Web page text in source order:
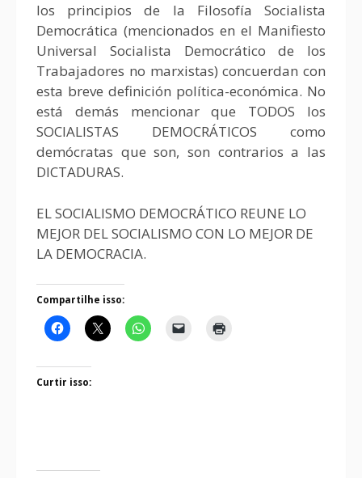
los principios de la Filosofía Socialista
Democrática (mencionados en el Manifiesto
Universal Socialista Democrático de los
Trabajadores no marxistas) concuerdan con
esta breve definición política-económica. No
está demás mencionar que TODOS los
SOCIALISTAS DEMOCRÁTICOS como
demócratas que son, son contrarios a las
DICTADURAS.
EL SOCIALISMO DEMOCRÁTICO REUNE LO
MEJOR DEL SOCIALISMO CON LO MEJOR DE
LA DEMOCRACIA.
Compartilhe isso:
Curtir isso: